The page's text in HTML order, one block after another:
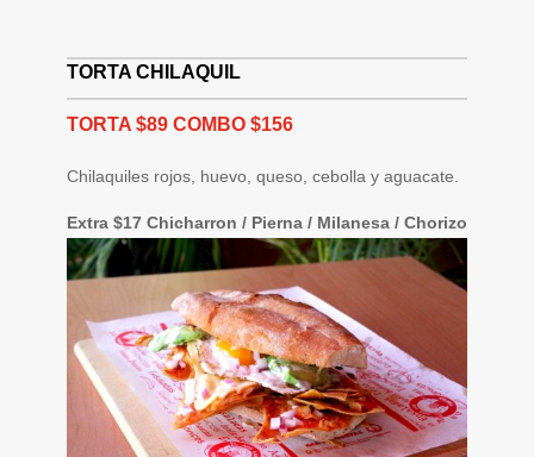
TORTA CHILAQUIL
TORTA $89 COMBO $156
Chilaquiles rojos, huevo, queso, cebolla y aguacate.
Extra $17 Chicharron / Pierna / Milanesa / Chorizo